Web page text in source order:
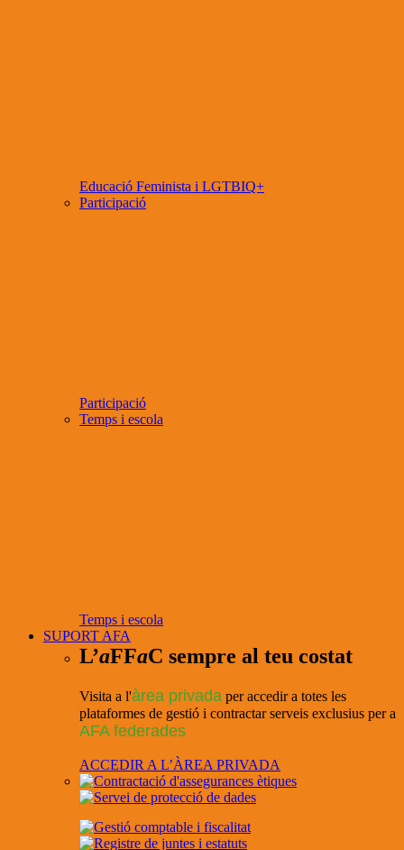
Educació Feminista i LGTBIQ+
Participació
Participació
Temps i escola
Temps i escola
SUPORT AFA
L’aFFaC sempre al teu costat
Visita a l'àrea privada per accedir a totes les
plataformes de gestió i contractar serveis exclusius per a
AFA federades
ACCEDIR A L’ÀREA PRIVADA